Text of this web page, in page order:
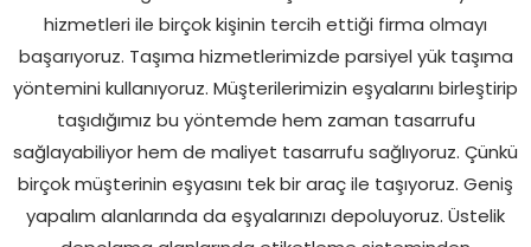
hizmetleri ile birçok kişinin tercih ettiği firma olmayı
başarıyoruz. Taşıma hizmetlerimizde parsiyel yük taşıma
yöntemini kullanıyoruz. Müşterilerimizin eşyalarını birleştirip
taşıdığımız bu yöntemde hem zaman tasarrufu
sağlayabiliyor hem de maliyet tasarrufu sağlıyoruz. Çünkü
birçok müşterinin eşyasını tek bir araç ile taşıyoruz. Geniş
yapalım alanlarında da eşyalarınızı depoluyoruz. Üstelik